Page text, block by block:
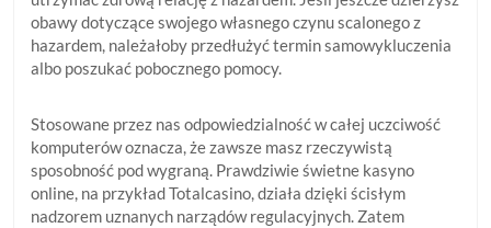
obawy dotyczące swojego własnego czynu scalonego z
hazardem, należałoby przedłużyć termin samowykluczenia
albo poszukać pobocznego pomocy.
Stosowane przez nas odpowiedzialność w całej uczciwość
komputerów oznacza, że zawsze masz rzeczywistą
sposobność pod wygraną. Prawdziwie świetne kasyno
online, na przykład Totalcasino, działa dzięki ścisłym
nadzorem uznanych narządów regulacyjnych. Zatem